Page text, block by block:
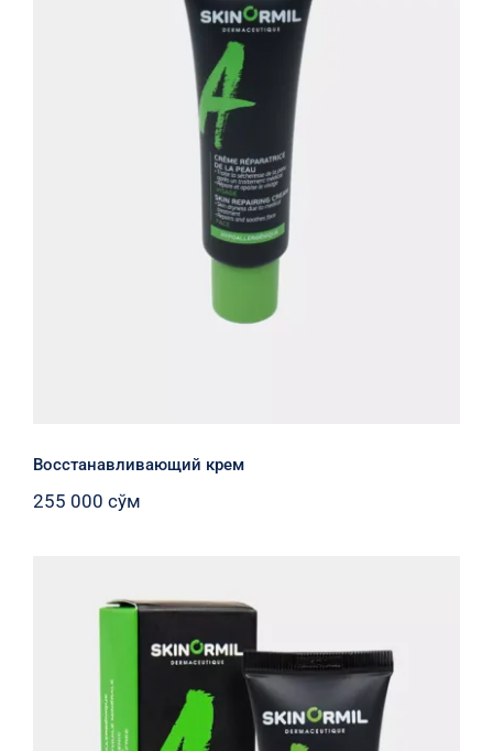
Восстанавливающий крем
Восстанавливающий крем
255 000 сўм